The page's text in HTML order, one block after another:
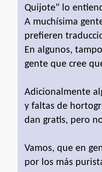
Quijote" lo
A muchísima
prefieren
En algunos,
gente que cree
Adicionalmente
y faltas de
dan gratis, pero
Vamos, que en
por los más